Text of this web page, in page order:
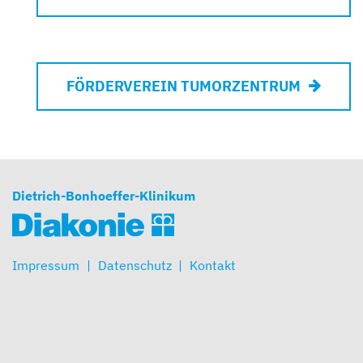
FÖRDERVEREIN TUMORZENTRUM
Dietrich-Bonhoeffer-Klinikum
Impressum Datenschutz Kontakt